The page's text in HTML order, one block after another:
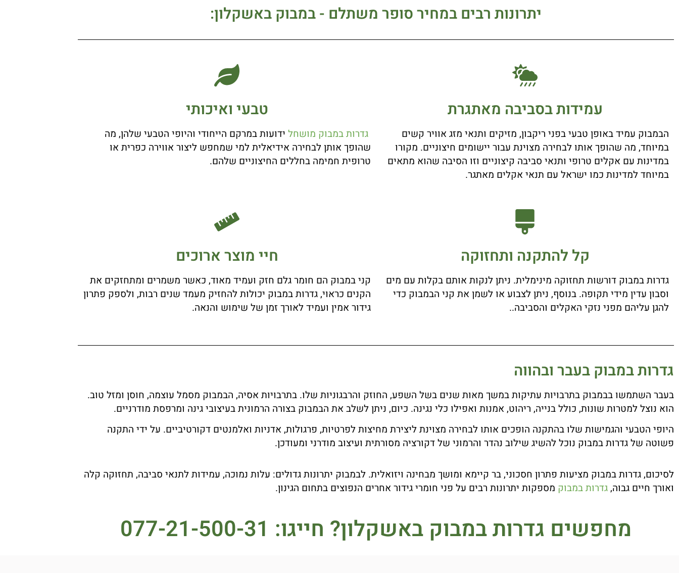
יתרונות רבים במחיר סופר משתלם - במבוק באשקלון:
עמידות בסביבה מאתגרת
הבמבוק עמיד באופן טבעי בפני ריקבון, מזיקים ותנאי מזג אוויר קשים
במיוחד, מה שהופך אותו לבחירה מצוינת עבור יישומים חיצוניים. מקורו
במדינות עם אקלים טרופי ותנאי סביבה קיצוניים וזו הסיבה שהוא מתאים
במיוחד למדינות כמו ישראל עם תנאי אקלים מאתגר.
טבעי ואיכותי
גדרות במבוק מושחל ידועות במרקם הייחודי והיופי הטבעי שלהן, מה
שהופך אותן לבחירה אידיאלית למי שמחפש ליצור אווירה כפרית או
טרופית חמימה בחללים החיצוניים שלהם.
קל להתקנה ותחזוקה
גדרות במבוק דורשות תחזוקה מינימלית. ניתן לנקות אותם בקלות עם מים
וסבון עדין מידי תקופה. בנוסף, ניתן לצבוע או לשמן את קני הבמבוק כדי
להגן עליהם מפני נזקי האקלים והסביבה..
חיי מוצר ארוכים
קני במבוק הם חומר גלם חזק ועמיד מאוד, כאשר משמרים ומתחזקים את
הקנים כראוי, גדרות במבוק יכולות להחזיק מעמד שנים רבות, ולספק פתרון
גידור אמין ועמיד לאורך זמן של שימוש והנאה.
גדרות במבוק בעבר ובהווה
בעבר השתמשו בבמבוק בתרבויות עתיקות במשך מאות שנים בשל השפע, החוזק והרבגוניות שלו. בתרבויות אסיה, הבמבוק מסמל עוצמה, חוסן ומזל טוב.
הוא נוצל למטרות שונות, כולל בנייה, ריהוט, אמנות ואפילו כלי נגינה. כיום, ניתן לשלב את הבמבוק בצורה הרמונית בעיצובי גינה ומרפסת מודרניים.
היופי הטבעי והגמישות שלו בהתקנה הופכים אותו לבחירה מצוינת ליצירת מחיצות לפרטיות, פרגולות, אדניות ואלמנטים דקורטיביים. על ידי התקנה
פשוטה של גדרות במבוק נוכל להשיג שילוב נהדר והרמוני של דקורציה מסורתית ועיצוב מודרני ומעודכן.
לסיכום, גדרות במבוק מציעות פתרון חסכוני, בר קיימא ומושך מבחינה ויזואלית. לבמבוק יתרונות גדולים: עלות נמוכה, עמידות לתנאי סביבה, תחזוקה קלה
ואורך חיים גבוה,גדרות במבוק מספקות יתרונות רבים על פני חומרי גידור אחרים הנפוצים בתחום הגינון.
מחפשים גדרות במבוק באשקלון? חייגו: 077-21-500-31